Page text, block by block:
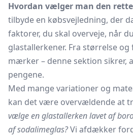
Hvordan vælger man den
tilbyde en købsvejledning, der
faktorer, du skal overveje, når
glastallerkener. Fra størrelse
mærker – denne sektion sikrer,
pengene.
Med mange variationer og
kan det være overvældende at
vælge en glastallerken lavet af
af sodalimeglas?Vi afdækker